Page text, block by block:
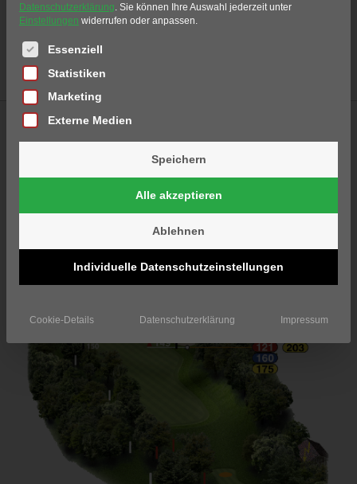
Home
Datenschutzerklärung. Sie können Ihre Auswahl jederzeit unter
Einstellungen widerrufen oder anpassen.
Es folgt eine Liste der Service-Gruppen, für die eine
Essenziell
Statistiken
Marketing
Externe Medien
Speichern
Alle akzeptieren
Ablehnen
Individuelle Datenschutzeinstellungen
Cookie-Details Datenschutzerklärung Impressum